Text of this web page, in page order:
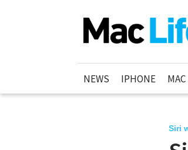
NEWS IPHONE MAC
Siri